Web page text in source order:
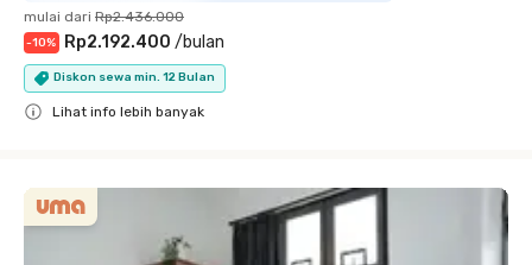
mulai dari Rp2.436.000
-10% Rp2.192.400 /bulan
Diskon sewa min. 12 Bulan
Lihat info lebih banyak